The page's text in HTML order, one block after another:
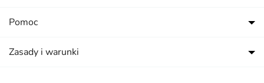
Pomoc
Zasady i warunki